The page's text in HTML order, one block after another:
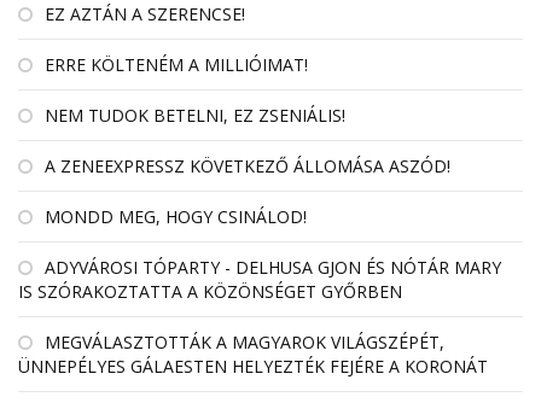
EZ AZTÁN A SZERENCSE!
ERRE KÖLTENÉM A MILLIÓIMAT!
NEM TUDOK BETELNI, EZ ZSENIÁLIS!
A ZENEEXPRESSZ KÖVETKEZŐ ÁLLOMÁSA ASZÓD!
MONDD MEG, HOGY CSINÁLOD!
ADYVÁROSI TÓPARTY - DELHUSA GJON ÉS NÓTÁR MARY
IS SZÓRAKOZTATTA A KÖZÖNSÉGET GYŐRBEN
MEGVÁLASZTOTTÁK A MAGYAROK VILÁGSZÉPÉT,
ÜNNEPÉLYES GÁLAESTEN HELYEZTÉK FEJÉRE A KORONÁT